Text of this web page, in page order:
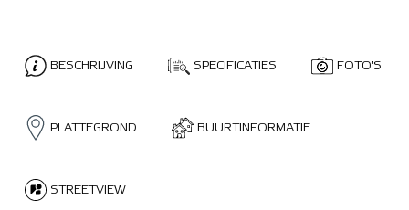
BESCHRIJVING SPECIFICATIES FOTO'S
PLATTEGROND BUURTINFORMATIE
STREETVIEW